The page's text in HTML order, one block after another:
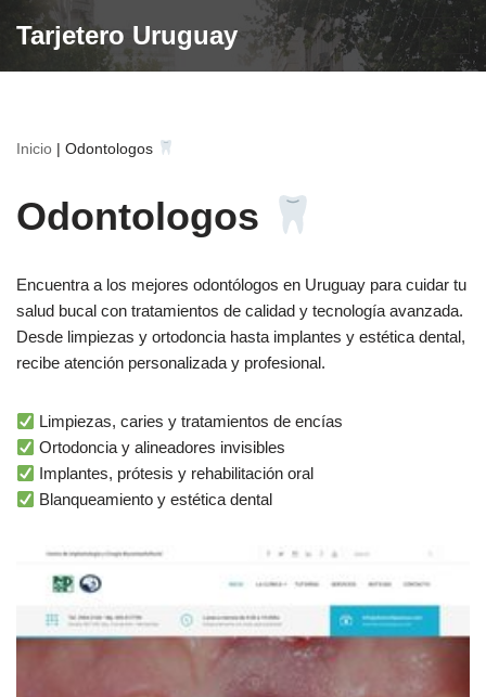
Tarjetero Uruguay
Inicio | Odontologos
Odontologos
Encuentra a los mejores odontólogos en Uruguay para cuidar tu
salud bucal con tratamientos de calidad y tecnología avanzada.
Desde limpiezas y ortodoncia hasta implantes y estética dental,
recibe atención personalizada y profesional.
Limpiezas, caries y tratamientos de encías
Ortodoncia y alineadores invisibles
Implantes, prótesis y rehabilitación oral
Blanqueamiento y estética dental